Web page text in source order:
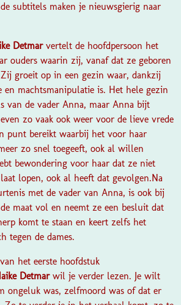
subtitels maken je nieuwsgierig naar
Detmar vertelt de hoofdpersoon het
ouders waarin zij, vanaf dat ze geboren
groeit op in een gezin waar, dankzij
en machtsmanipulatie is. Het hele gezin
van de vader Anna, maar Anna bijt
zo vaak ook weer voor de lieve vrede
punt bereikt waarbij het voor haar
zo snel toegeeft, ook al willen
bewondering voor haar dat ze niet
lopen, ook al heeft dat gevolgen.Na
met de vader van Anna, is ook bij
maat vol en neemt ze een besluit dat
komt te staan en keert zelfs het
tegen de dames.
het eerste hoofdstuk
Detmar wil je verder lezen. Je wilt
ongeluk was, zelfmoord was of dat er